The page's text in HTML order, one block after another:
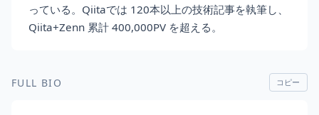
っている。Qiitaでは 120本以上の技術記事を執筆し、
Qiita+Zenn 累計 400,000PV を超える。
FULL BIO コピー